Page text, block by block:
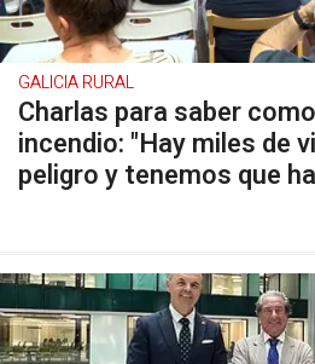
GALICIA RURAL
Charlas para saber
incendio: "Hay miles de
peligro y tenemos que